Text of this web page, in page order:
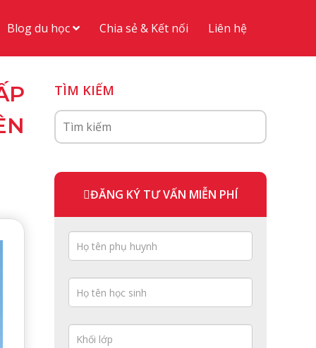
Blog du học Chia sẻ & Kết nối Liên hệ
TÌM KIẾM
ĐĂNG KÝ TƯ VẤN MIỄN PHÍ